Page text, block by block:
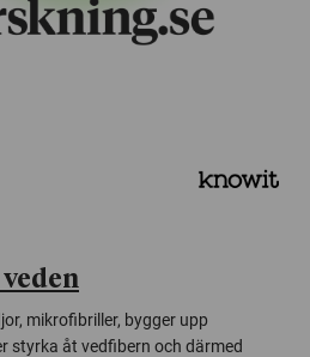
mikrofibriller, bygger upp
styrka åt vedfibern och därmed